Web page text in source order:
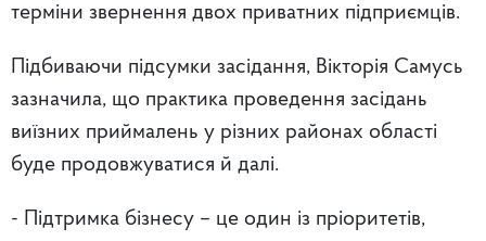
терміни звернення двох приватних підприємців.
Підбиваючи підсумки засідання, Вікторія Самусь
зазначила, що практика проведення засідань
виїзних приймалень у різних районах області
буде продовжуватися й далі.
- Підтримка бізнесу – це один із пріоритетів,